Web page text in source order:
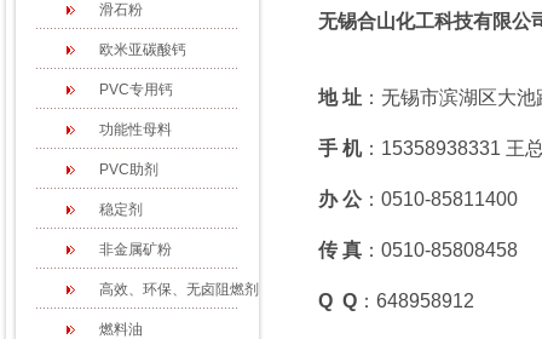
滑石粉
欧米亚碳酸钙
PVC专用钙
功能性母料
PVC助剂
稳定剂
非金属矿粉
高效、环保、无卤阻燃剂
燃料油
无锡合山化工科技有限公
地 址 ：无锡市滨湖区大
手 机：15358938331 王
办 公：0510-85811400
传 真 ：0510-85808458
Q Q ：648958912